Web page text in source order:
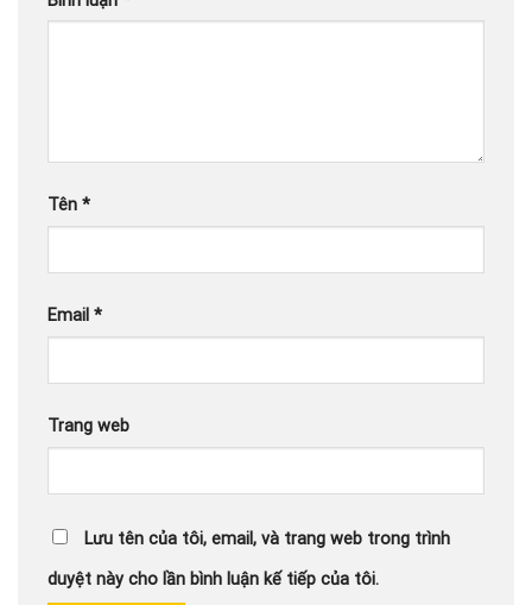
Tên *
Email *
Trang web
Lưu tên của tôi, email, và trang web trong trình
duyệt này cho lần bình luận kế tiếp của tôi.